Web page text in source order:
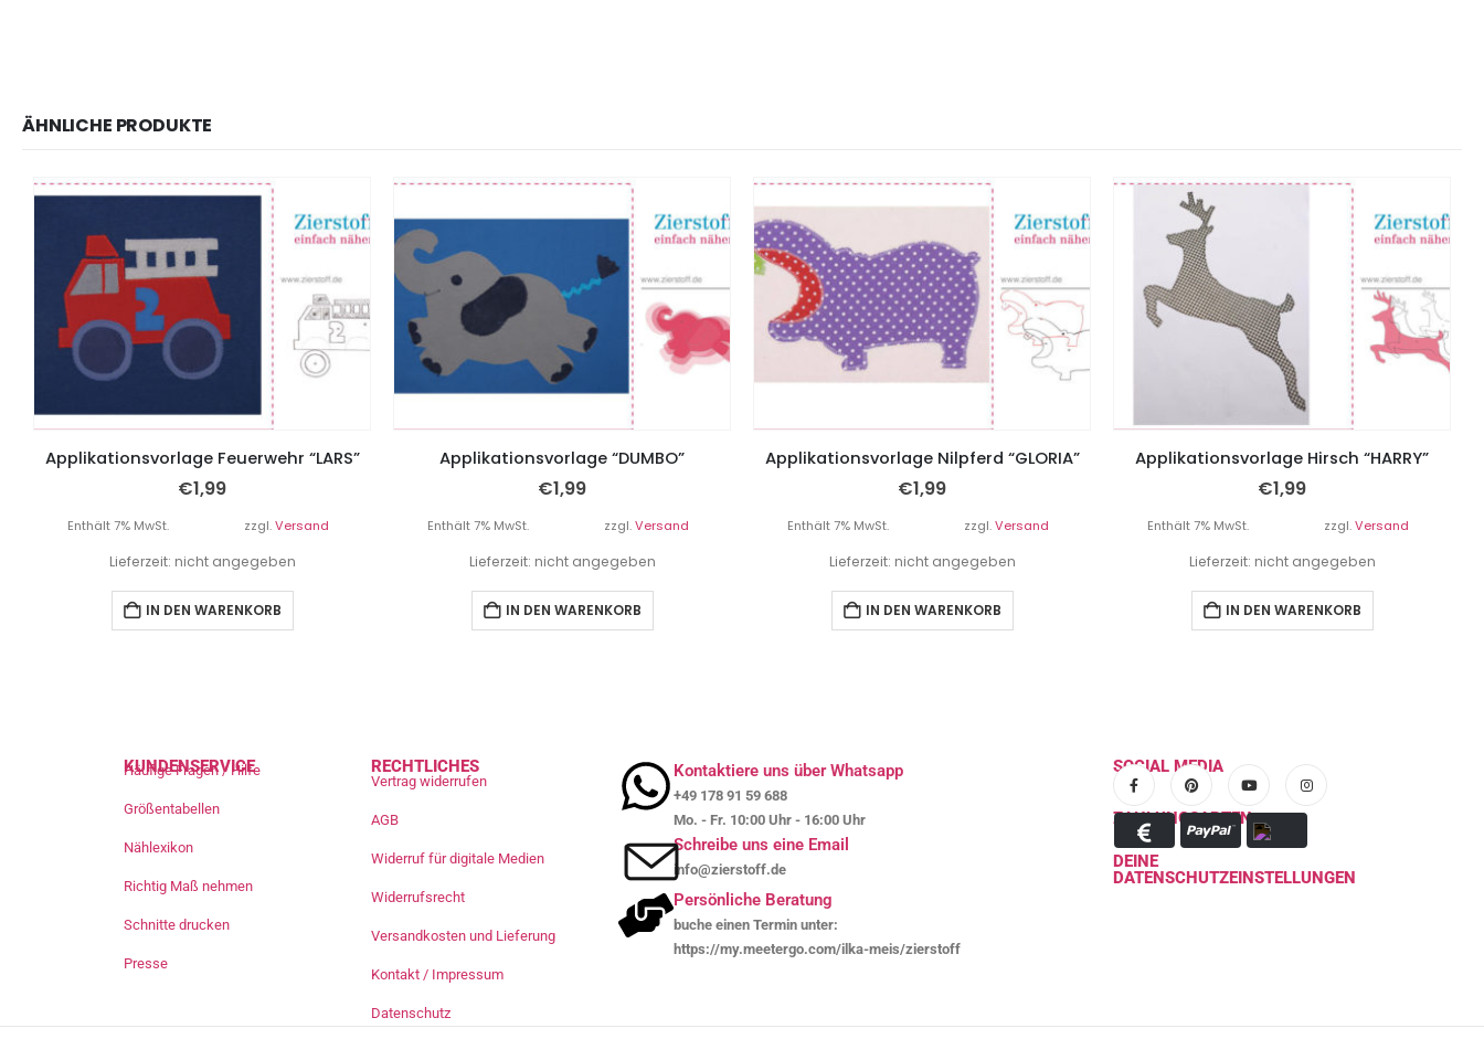
ÄHNLICHE PRODUKTE
Applikationsvorlage Feuerwehr “LARS”
€1,99
Enthält 7% MwSt. zzgl.Versand
Lieferzeit: nicht angegeben
IN DEN WARENKORB
Applikationsvorlage “DUMBO”
€1,99
Enthält 7% MwSt. zzgl.Versand
Lieferzeit: nicht angegeben
IN DEN WARENKORB
Applikationsvorlage Nilpferd “GLORIA”
€1,99
Enthält 7% MwSt. zzgl.Versand
Lieferzeit: nicht angegeben
IN DEN WARENKORB
Applikationsvorlage Hirsch “HARRY”
€1,99
Enthält 7% MwSt. zzgl.Versand
Lieferzeit: nicht angegeben
IN DEN WARENKORB
KUNDENSERVICE
Häufige Fragen / Hilfe
Größentabellen
Nählexikon
Richtig Maß nehmen
Schnitte drucken
Presse
RECHTLICHES
Vertrag widerrufen
AGB
Widerruf für digitale Medien
Widerrufsrecht
Versandkosten und Lieferung
Kontakt / Impressum
Datenschutz
Kontaktiere uns über Whatsapp
+49 178 91 59 688
Mo. - Fr. 10:00 Uhr - 16:00 Uhr
Schreibe uns eine Email
info@zierstoff.de
Persönliche Beratung
buche einen Termin unter:
https://my.meetergo.com/ilka-meis/zierstoff
SOCIAL MEDIA
ZAHLUNGSARTEN
DEINE
DATENSCHUTZEINSTELLUNGEN